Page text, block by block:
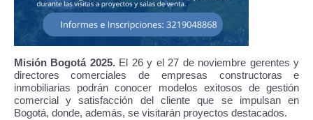
Misión Bogotá 2025. El 26 y el 27 de noviembre gerentes y
directores comerciales de empresas constructoras e
inmobiliarias podrán conocer modelos exitosos de gestión
comercial y satisfacción del cliente que se impulsan en
Bogotá, donde, además, se visitarán proyectos destacados.